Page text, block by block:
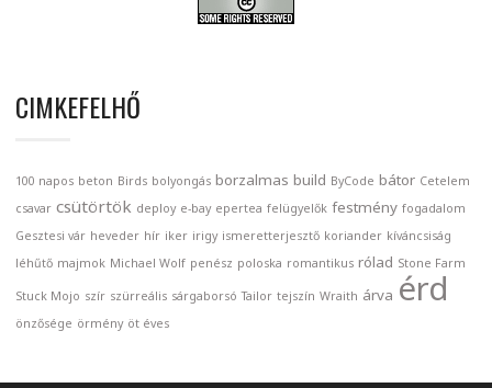
CIMKEFELHŐ
100 napos beton Birds bolyongás borzalmas build ByCode bátor Cetelem
csavar csütörtök deploy e-bay epertea felügyelők festmény fogadalom
Gesztesi vár heveder hír iker irigy ismeretterjesztő koriander kíváncsiság
léhűtő majmok Michael Wolf penész poloska romantikus rólad Stone Farm
Stuck Mojo szír szürreális sárgaborsó Tailor tejszín Wraith árva érd
önzősége örmény öt éves